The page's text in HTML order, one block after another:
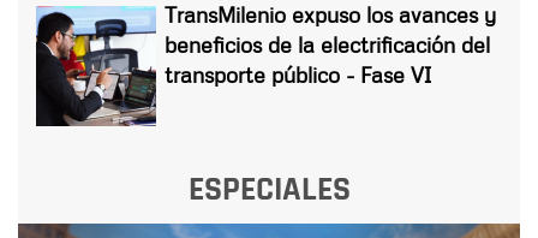
TransMilenio expuso los avances y
beneficios de la electrificación del
transporte público - Fase VI
ESPECIALES